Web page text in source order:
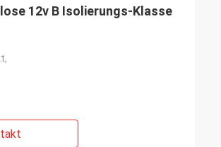
12v B Isolierungs-Klasse